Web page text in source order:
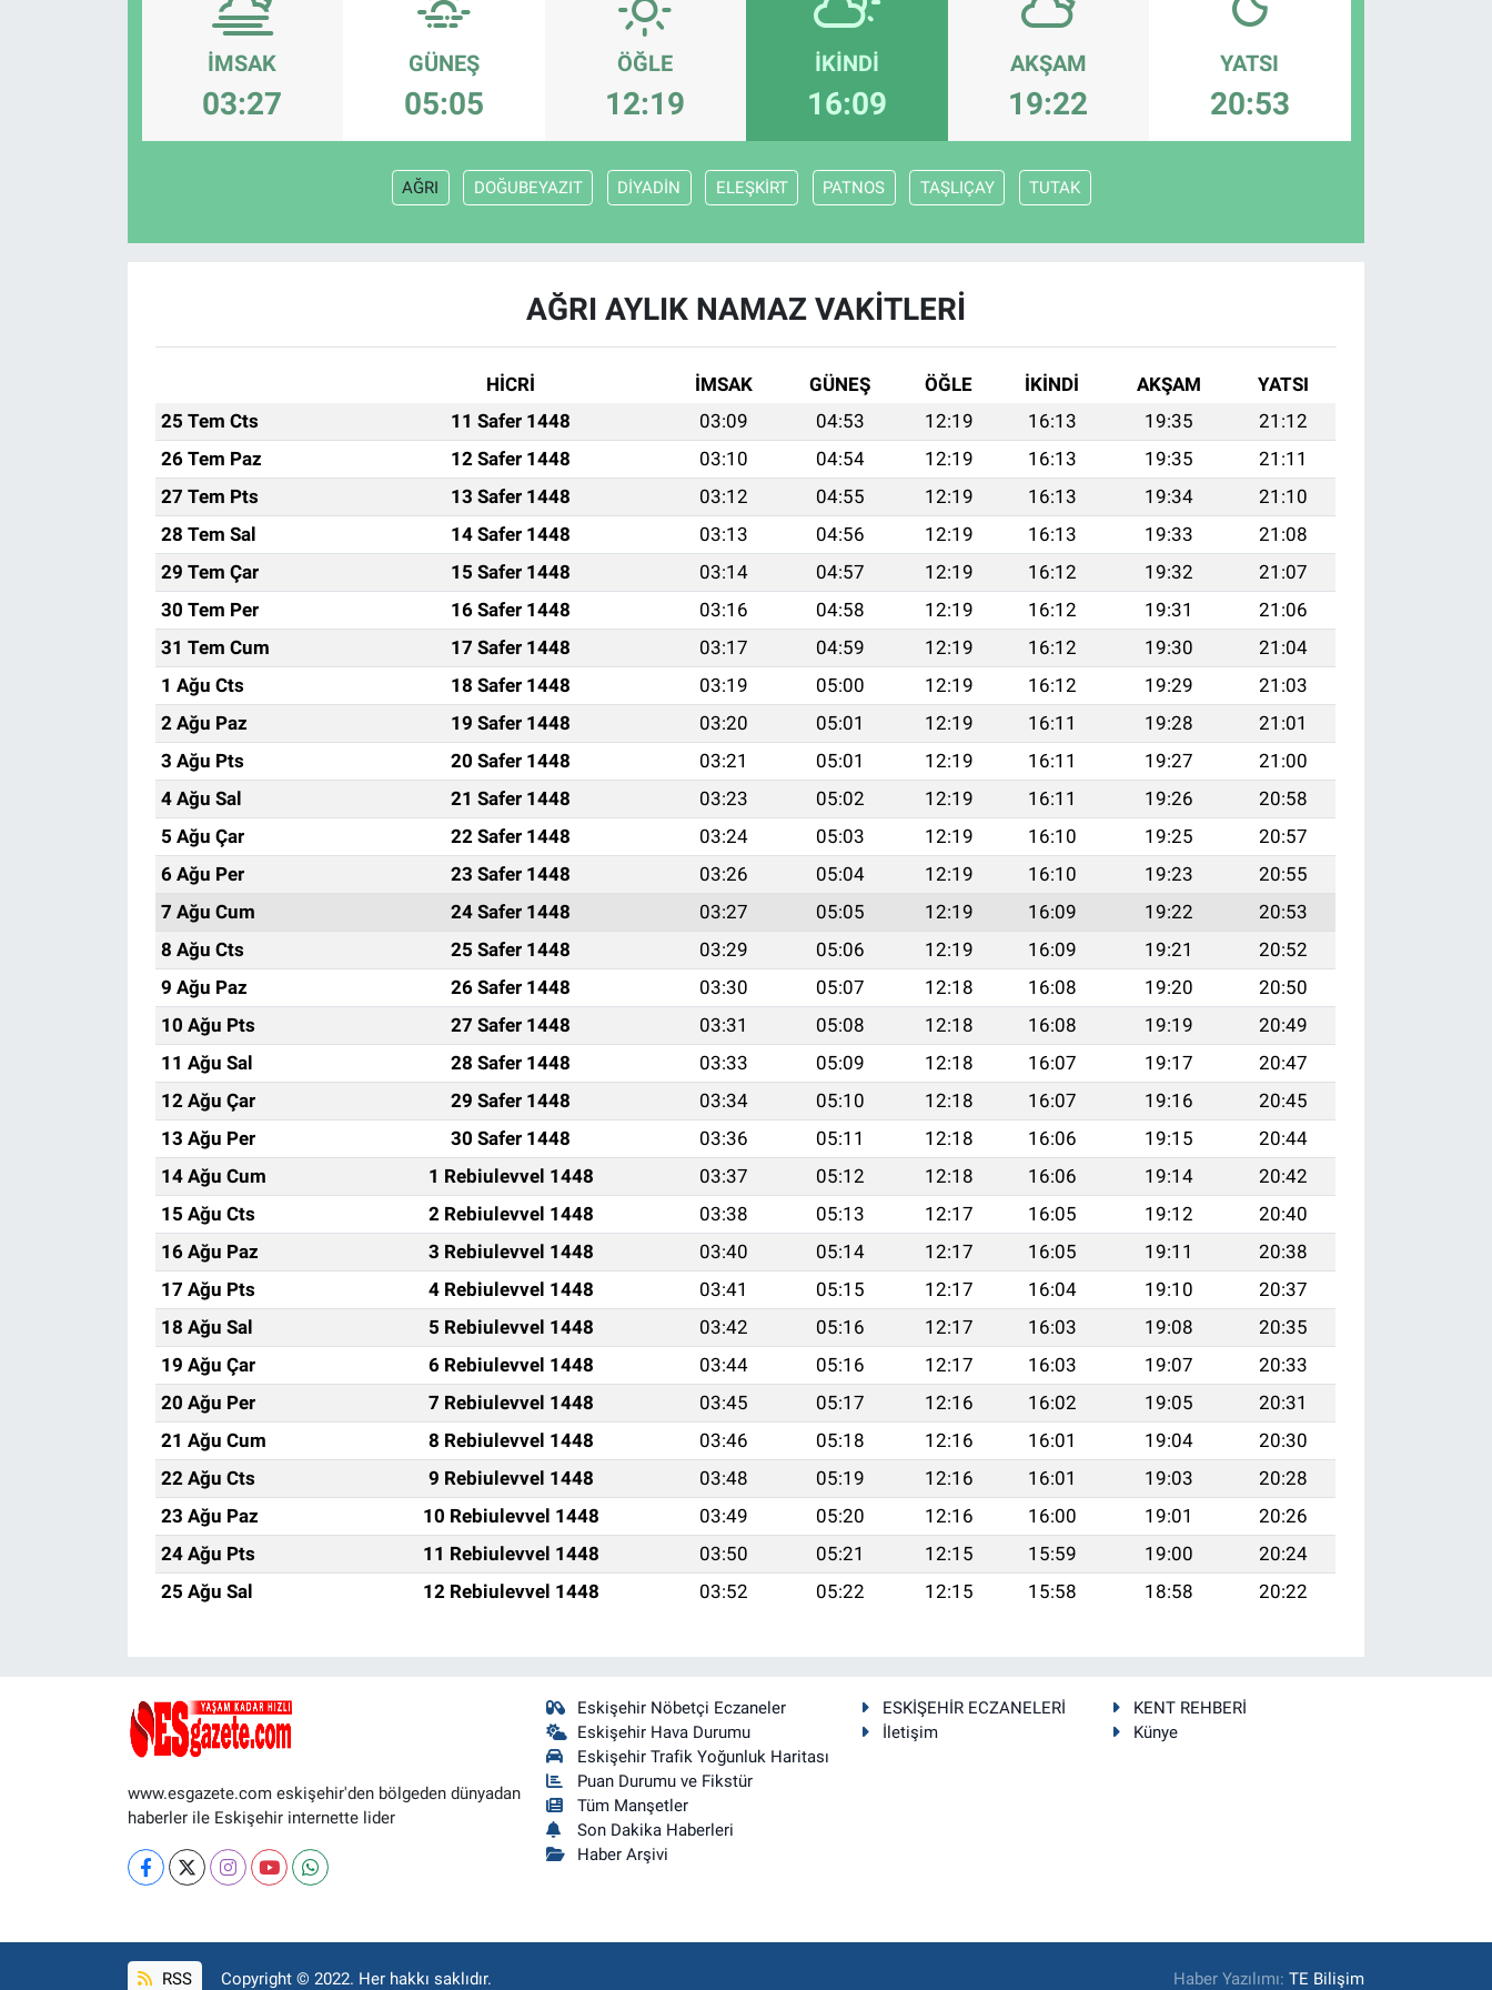
İMSAK
03:27
GÜNEŞ
05:05
ÖĞLE
12:19
İKINDI
16:09
AKŞAM
19:22
YATSI
20:53
AĞRI DOĞUBEYAZIT DİYADİN ELEŞKİRT PATNOS TAŞLIÇAY TUTAK
AĞRI AYLIK NAMAZ VAKITLERI
HİCRİ İMSAK GÜNEŞ ÖĞLE İKINDI AKŞAM
YATSI
25 Tem Cts
11 Safer 1448 03:09 04:53 12:19 16:13 19:35
21:12
26 Tem Paz
12 Safer 1448 03:10 04:54 12:19 16:13 19:35
21:11
27 Tem Pts
13 Safer 1448 03:12 04:55 12:19 16:13 19:34
21:10
28 Tem Sal
14 Safer 1448 03:13 04:56 12:19 16:13 19:33
21:08
29 Tem Çar
15 Safer 1448 03:14 04:57 12:19 16:12 19:32
21:07
30 Tem Per
16 Safer 1448 03:16 04:58 12:19 16:12 19:31
21:06
31 Tem Cum
17 Safer 1448 03:17 04:59 12:19 16:12 19:30
21:04
1 Ağu Cts
18 Safer 1448 03:19 05:00 12:19 16:12 19:29
21:03
2 Ağu Paz
19 Safer 1448 03:20 05:01 12:19 16:11 19:28
21:01
3 Ağu Pts
20 Safer 1448 03:21 05:01 12:19 16:11 19:27
21:00
4 Ağu Sal
21 Safer 1448 03:23 05:02 12:19 16:11 19:26
20:58
5 Ağu Çar
22 Safer 1448 03:24 05:03 12:19 16:10 19:25
20:57
6 Ağu Per
23 Safer 1448 03:26 05:04 12:19 16:10 19:23
20:55
7 Ağu Cum
24 Safer 1448 03:27 05:05 12:19 16:09 19:22
20:53
8 Ağu Cts
25 Safer 1448 03:29 05:06 12:19 16:09 19:21
20:52
9 Ağu Paz
26 Safer 1448 03:30 05:07 12:18 16:08 19:20
20:50
10 Ağu Pts
27 Safer 1448 03:31 05:08 12:18 16:08 19:19
20:49
11 Ağu Sal
28 Safer 1448 03:33 05:09 12:18 16:07 19:17
20:47
12 Ağu Çar
29 Safer 1448 03:34 05:10 12:18 16:07 19:16
20:45
13 Ağu Per
30 Safer 1448 03:36 05:11 12:18 16:06 19:15
20:44
14 Ağu Cum
1 Rebiulevvel 1448 03:37 05:12 12:18 16:06 19:14
20:42
15 Ağu Cts
2 Rebiulevvel 1448 03:38 05:13 12:17 16:05 19:12
20:40
16 Ağu Paz
3 Rebiulevvel 1448 03:40 05:14 12:17 16:05 19:11
20:38
17 Ağu Pts
4 Rebiulevvel 1448 03:41 05:15 12:17 16:04 19:10
20:37
18 Ağu Sal
5 Rebiulevvel 1448 03:42 05:16 12:17 16:03 19:08
20:35
19 Ağu Çar
6 Rebiulevvel 1448 03:44 05:16 12:17 16:03 19:07
20:33
20 Ağu Per
7 Rebiulevvel 1448 03:45 05:17 12:16 16:02 19:05
20:31
21 Ağu Cum
8 Rebiulevvel 1448 03:46 05:18 12:16 16:01 19:04
20:30
22 Ağu Cts
9 Rebiulevvel 1448 03:48 05:19 12:16 16:01 19:03
20:28
23 Ağu Paz
10 Rebiulevvel 1448 03:49 05:20 12:16 16:00 19:01
20:26
24 Ağu Pts
11 Rebiulevvel 1448 03:50 05:21 12:15 15:59 19:00
20:24
25 Ağu Sal
12 Rebiulevvel 1448 03:52 05:22 12:15 15:58 18:58 20:22
www.esgazete.com eskişehir'den bölgeden dünyadan
haberler ile Eskişehir internette lider
Eskişehir Nöbetçi Eczaneler
Eskişehir Hava Durumu
Eskişehir Trafik Yoğunluk Haritası
Puan Durumu ve Fikstür
Tüm Manşetler
Son Dakika Haberleri
Haber Arşivi
ESKİŞEHİR ECZANELERİ
KENT REHBERİ
İletişim
Künye
RSS Copyright © 2022. Her hakkı saklıdır. Haber Yazılımı:TE Bilişim
Bilim ve Teknoloji